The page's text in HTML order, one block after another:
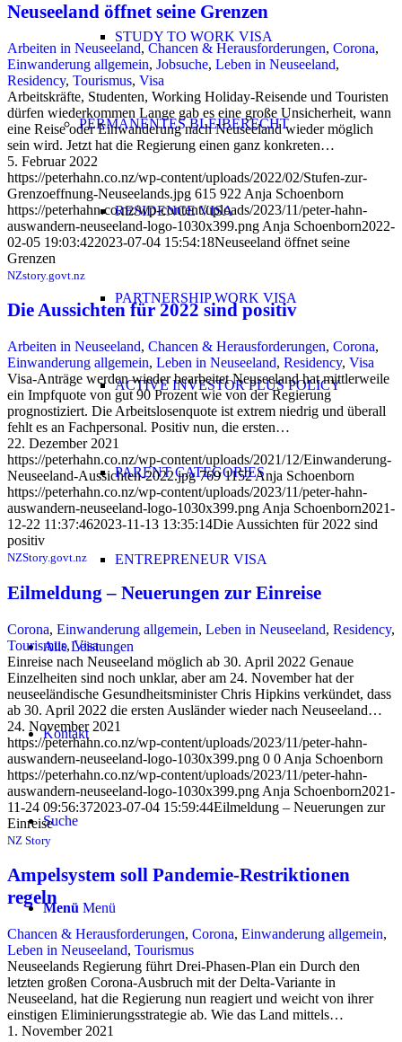
STUDY TO WORK VISA
PERMANENTES BLEIBERECHT
RESIDENCE VISA
PARTNERSHIP WORK VISA
ACTIVE INVESTOR PLUS POLICY
PARENT CATEGORIES
ENTREPRENEUR VISA
Alle Leistungen
Kontakt
Suche
Menü Menü
Neuseeland öffnet seine Grenzen
Arbeiten in Neuseeland, Chancen & Herausforderungen, Corona,
Einwanderung allgemein, Jobsuche, Leben in Neuseeland,
Residency, Tourismus, Visa
Arbeitskräfte, Studenten, Working Holiday-Reisende und Touristen
dürfen wiederkommen Lange gab es eine große Unsicherheit, wann
eine Reise oder Einwanderung nach Neuseeland wieder möglich
sein wird. Jetzt hat die Regierung einen ganz konkreten…
5. Februar 2022
https://peterhahn.co.nz/wp-content/uploads/2022/02/Stufen-zur-
Grenzoeffnung-Neuseelands.jpg 615 922 Anja Schoenborn
https://peterhahn.co.nz/wp-content/uploads/2023/11/peter-hahn-
auswandern-neuseeland-logo-1030x399.png Anja Schoenborn2022-
02-05 19:03:422023-07-04 15:54:18Neuseeland öffnet seine
Grenzen
NZstory.govt.nz
Die Aussichten für 2022 sind positiv
Arbeiten in Neuseeland, Chancen & Herausforderungen, Corona,
Einwanderung allgemein, Leben in Neuseeland, Residency, Visa
Visa-Anträge werden wieder bearbeitet Neuseeland hat mittlerweile
ein Impfquote von gut 90 Prozent wie von der Regierung
prognostiziert. Die Arbeitslosenquote ist extrem niedrig und überall
fehlt es an Fachpersonal. Positiv nun, die ersten…
22. Dezember 2021
https://peterhahn.co.nz/wp-content/uploads/2021/12/Einwanderung-
Neuseeland-Aussichten-2022.jpg 769 1152Anja Schoenborn
https://peterhahn.co.nz/wp-content/uploads/2023/11/peter-hahn-
auswandern-neuseeland-logo-1030x399.png Anja Schoenborn2021-
12-22 11:37:462023-11-13 13:35:14Die Aussichten für 2022 sind
positiv
NZStory.govt.nz
Eilmeldung – Neuerungen zur Einreise
Corona, Einwanderung allgemein, Leben in Neuseeland, Residency,
Tourismus,Visa
Einreise nach Neuseeland möglich ab 30. April 2022 Genaue
Einzelheiten sind noch unklar, aber am 24. November hat der
neuseeländische Gesundheitsminister Chris Hipkins verkündet, dass
ab 30. April 2022 die ersten Ausländer wieder nach Neuseeland…
24. November 2021
https://peterhahn.co.nz/wp-content/uploads/2023/11/peter-hahn-
auswandern-neuseeland-logo-1030x399.png 0 0 Anja Schoenborn
https://peterhahn.co.nz/wp-content/uploads/2023/11/peter-hahn-
auswandern-neuseeland-logo-1030x399.png Anja Schoenborn2021-
11-24 09:56:372023-07-04 15:59:44Eilmeldung – Neuerungen zur
Einreise
NZ Story
Ampelsystem soll Pandemie-Restriktionen
regeln
Chancen & Herausforderungen, Corona, Einwanderung allgemein,
Leben in Neuseeland, Tourismus
Neuseelands Regierung führt Drei-Phasen-Plan ein Durch den
letzten großen Corona-Ausbruch mit der Delta-Variante in
Neuseeland, hat die Regierung nun reagiert und weicht von ihrer
einstigen Eliminierungsstrategie ab. Wie das Land mittels…
1. November 2021